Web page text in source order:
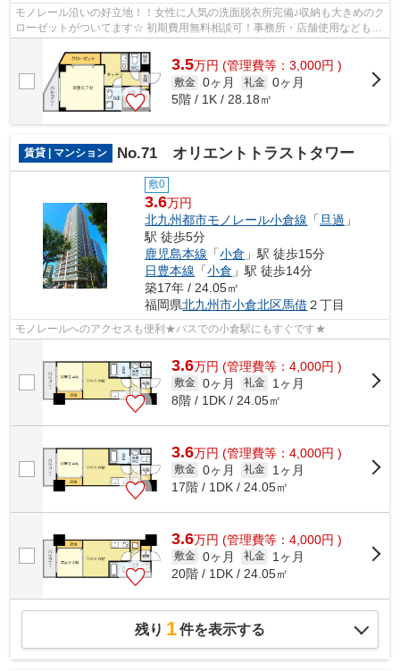
モノレール沿いの好立地！！女性に人気の洗面脱衣所完備♪収納も大きめのク
ローゼットがついてます☆ 初期費用無料相談可！事務所・店舗使用なども応
3.5万円 (管理費等：3,000円 )
敷金 0ヶ月 礼金 0ヶ月
5階 / 1K / 28.18㎡
賃貸 | マンション No.71 オリエントトラストタワー
敷0
3.6万円
北九州都市モノレール小倉線 「旦過 」
駅 徒歩5分
鹿児島本線 「小倉 」駅 徒歩15分
日豊本線 「小倉 」駅 徒歩14分
築17年 / 24.05㎡
福岡県北九州市小倉北区馬借２丁目
モノレールへのアクセスも便利★バスでの小倉駅にもすぐです★
3.6万円 (管理費等：4,000円 )
敷金 0ヶ月 礼金
1ヶ月
8階 / 1DK / 24.05㎡
3.6万円 (管理費等：4,000円 )
敷金 0ヶ月 礼金
1ヶ月
17階 / 1DK / 24.05㎡
3.6万円 (管理費等：4,000円 )
敷金 0ヶ月 礼金
1ヶ月
20階 / 1DK / 24.05㎡
残り 1件を表示する